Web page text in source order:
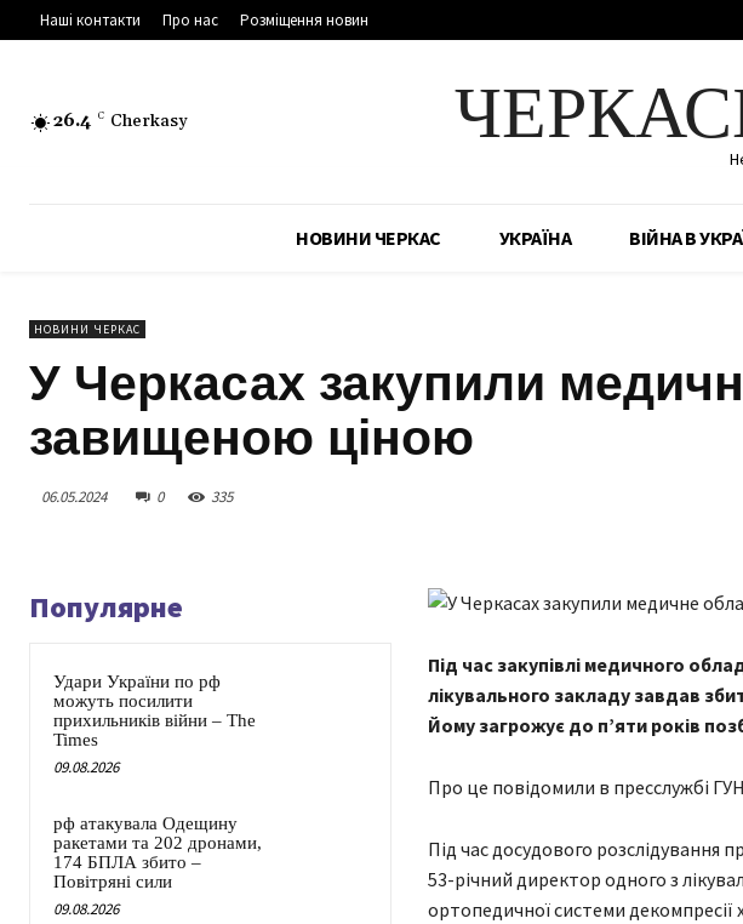
Наші контакти Про нас Розміщення новин
26.4 C Cherkasy
НОВИНИ ЧЕРКАС УКРАЇНА ВІЙНА В
НОВИНИ ЧЕРКАС
У Черкасах закупили
завищеною ціною
06.05.2024 0 335
Популярне
Удари України по рф
можуть посилити
прихильників війни – The
Times
09.08.2026
рф атакувала Одещину
ракетами та 202 дронами,
174 БПЛА збито –
Повітряні сили
09.08.2026
Під час закупівлі медичного
лікувального закладу завдав
Йому загрожує до п’яти років
Про це повідомили в пресслужбі
Під час досудового розслідування
53-річний директор одного з
ортопедичної системи